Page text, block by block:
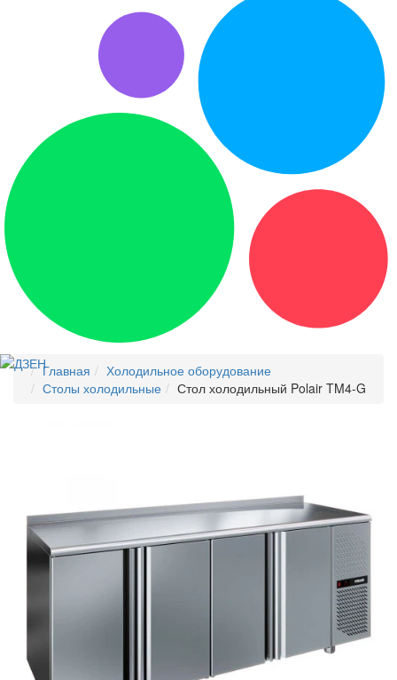
Главная
Холодильное оборудование
Столы холодильные
Стол холодильный Polair TM4-G